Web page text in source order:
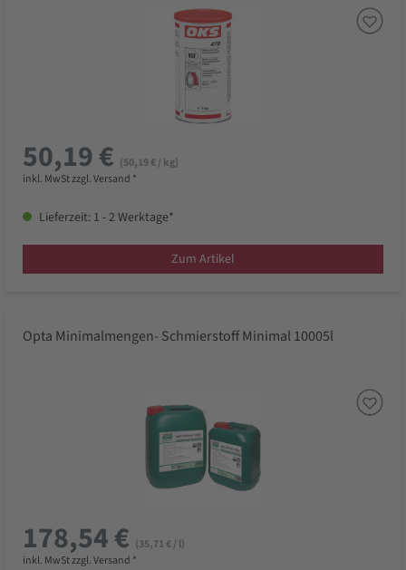
50,19 € (50,19 € / kg)
inkl. MwSt zzgl. Versand *
Lieferzeit: 1 - 2 Werktage*
Zum Artikel
Opta Minimalmengen- Schmierstoff Minimal 10005l
178,54 € (35,71 € / l)
inkl. MwSt zzgl. Versand *